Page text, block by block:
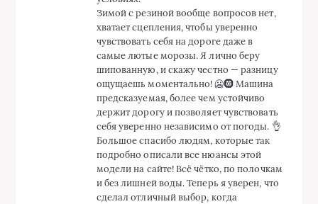
Зимой с резиной вообще вопросов нет,
хватает сцепления, чтобы уверенно
чувствовать себя на дороге даже в
самые лютые морозы. Я лично беру
шипованную, и скажу честно — разницу
ощущаешь моментально! 🥶🛞 Машина
предсказуемая, более чем устойчиво
держит дорогу и позволяет чувствовать
себя уверенно независимо от погоды. 👌
Большое спасибо людям, которые так
подробно описали все нюансы этой
модели на сайте! Всё чётко, по полочкам
и без лишней воды. Теперь я уверен, что
сделал отличный выбор, когда